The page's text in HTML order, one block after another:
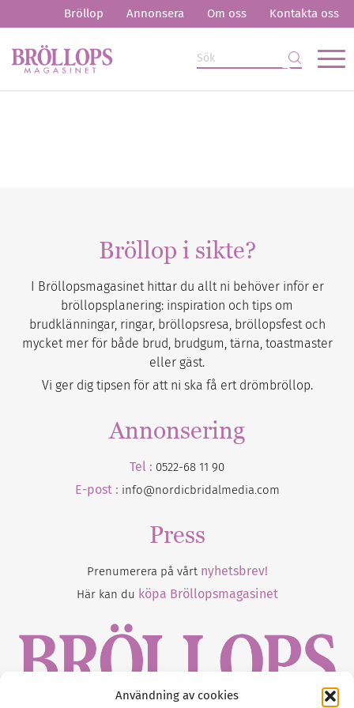
Användning av cookies
Bröllop Annonsera Om oss Kontakta oss
Bröllop i sikte?
I Bröllopsmagasinet hittar du allt ni behöver inför er
bröllopsplanering: inspiration och tips om
brudklänningar, ringar, bröllopsresa, bröllopsfest och
mycket mer för både brud, brudgum, tärna, toastmaster
eller gäst.
Vi ger dig tipsen för att ni ska få ert drömbröllop.
Annonsering
Tel : 0522-68 11 90
E-post : info@nordicbridalmedia.com
Press
Prenumerera på vårt nyhetsbrev!
Här kan du köpa Bröllopsmagasinet